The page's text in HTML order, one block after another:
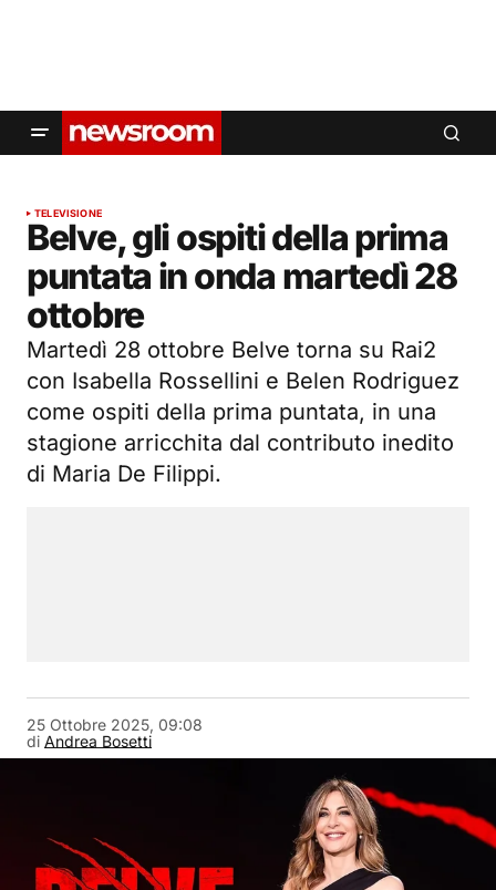
TELEVISIONE
Belve, gli ospiti della prima
puntata in onda martedì 28
ottobre
Martedì 28 ottobre Belve torna su Rai2
con Isabella Rossellini e Belen Rodriguez
come ospiti della prima puntata, in una
stagione arricchita dal contributo inedito
di Maria De Filippi.
di Andrea Bosetti
25 Ottobre 2025, 09:08